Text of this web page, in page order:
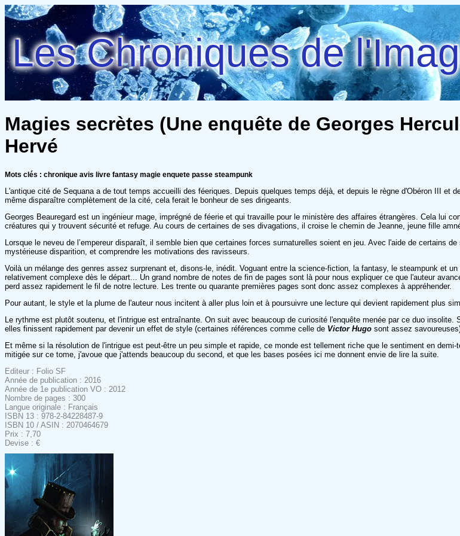
Les Chroniques de
Magies secrètes (Une enquête de Georges
Hervé
Mots clés : chronique avis livre fantasy magie enquete passe steampunk
L'antique cité de Sequana a de tout temps accueilli des féeriques. Depuis quelques temps déjà, et depuis le règne d'Obéron III
même disparaître complètement de la cité, cela ferait le bonheur de ses dirigeants.
Georges Beauregard est un ingénieur mage, imprégné de féerie et qui travaille pour le ministère des affaires étrangères. Cela lui
créatures qui y trouvent sécurité et refuge. Au cours de certaines de ses divagations, il croise le chemin de Jeanne, jeune fille
Lorsque le neveu de l’empereur disparaît, il semble bien que certaines forces surnaturelles soient en jeu. Avec l'aide de certains
mystérieuse disparition, et comprendre les motivations des ravisseurs.
Voilà un mélange des genres assez surprenant et, disons-le, inédit. Voguant entre la science-fiction, la fantasy, le steampunk et
relativement complexe dès le départ... Un grand nombre de notes de fin de pages sont là pour nous expliquer ce que l'auteur
perd assez rapidement le fil de notre lecture. Les trente ou quarante premières pages sont donc assez complexes à appréhender.
Pour autant, le style et la plume de l'auteur nous incitent à aller plus loin et à poursuivre une lecture qui devient rapidement plus
Le rythme est plutôt soutenu, et l'intrigue est entraînante. On suit avec beaucoup de curiosité l'enquête menée par ce duo
elles finissent rapidement par devenir un effet de style (certaines références comme celle de Victor Hugo sont assez
Et même si la résolution de l'intrigue est peut-être un peu simple et rapide, ce monde est tellement riche que le sentiment en
mitigée sur ce tome, j'avoue que j'attends beaucoup du second, et que les bases posées ici me donnent envie de lire la suite.
Editeur : Folio SF
Année de publication : 2016
Année de 1e publication VO : 2012
Nombre de pages : 300
Langue originale : Français
ISBN 13 : 978-2-84228487-9
ISBN 10 / ASIN : 2070464679
Prix : 7,70
Devise : €